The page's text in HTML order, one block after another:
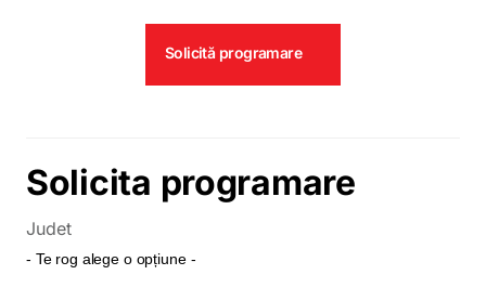
Solicită programare
Solicita programare
Judet